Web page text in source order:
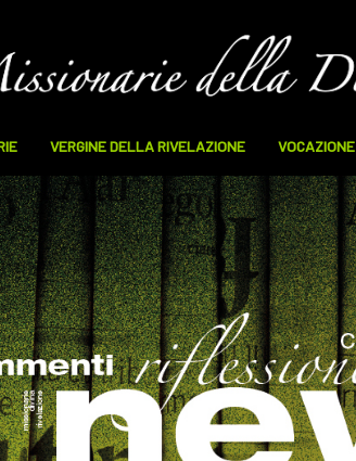
VERGINE DELLA RIVELAZIONE VOCAZIONE